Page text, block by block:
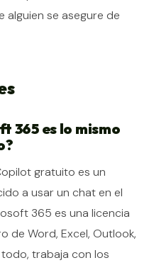
alguien se asegure de
365 es lo mismo
gratuito es un
a usar un chat en el
365 es una licencia
de Word, Excel, Outlook,
trabaja con los